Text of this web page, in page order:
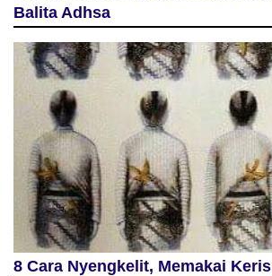
Balita Adhsa
8 Cara Nyengkelit, Memakai Keris